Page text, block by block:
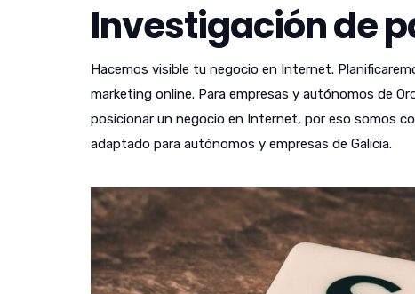
Investigación de
Hacemos visible tu negocio en Internet.
marketing online. Para empresas y autónomos de
posicionar un negocio en Internet, por eso somos
adaptado para autónomos y empresas de Galicia.